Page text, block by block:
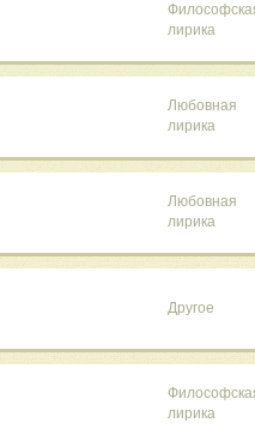
лирика
Любовная
лирика
Любовная
лирика
Другое
лирика